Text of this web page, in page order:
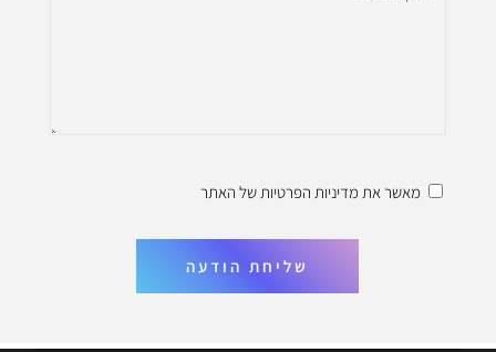
מאשר את מדיניות הפרטיותשל האתר
שליחת הודעה